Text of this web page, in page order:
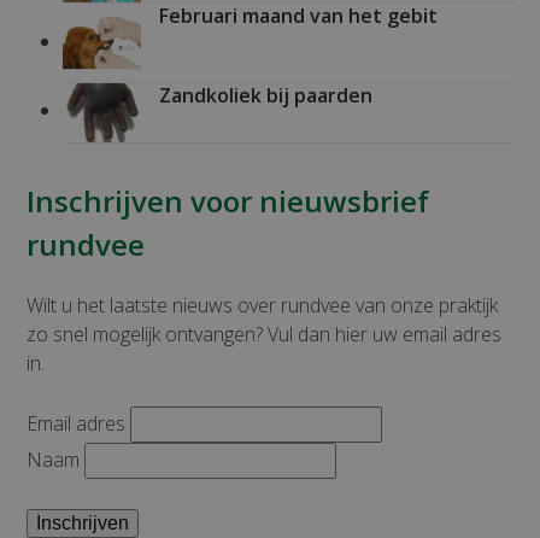
Februari maand van het gebit
Zandkoliek bij paarden
Inschrijven voor nieuwsbrief
rundvee
Wilt u het laatste nieuws over rundvee van onze praktijk
zo snel mogelijk ontvangen? Vul dan hier uw email adres
in.
Email adres
Naam